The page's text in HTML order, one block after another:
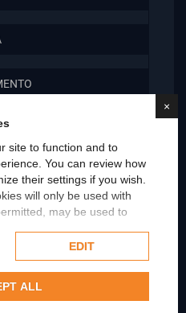
×
site to function and to
You can review how
their settings if you wish.
will only be used with
may be used to
please refer toGoogle's
policy.
EDIT
ALL